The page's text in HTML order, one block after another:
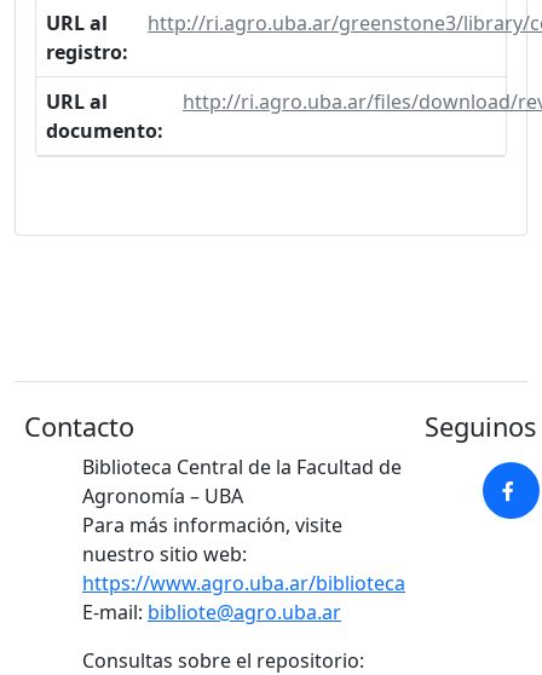
URL al
registro:
http://ri.agro.uba.ar/greenstone3/library/
URL al
documento:
http://ri.agro.uba.ar/files/download/
Contacto
Biblioteca Central de la Facultad de
Agronomía – UBA
Para más información, visite
nuestro sitio web:
https://www.agro.uba.ar/biblioteca
E-mail: bibliote@agro.uba.ar
Consultas sobre el repositorio: